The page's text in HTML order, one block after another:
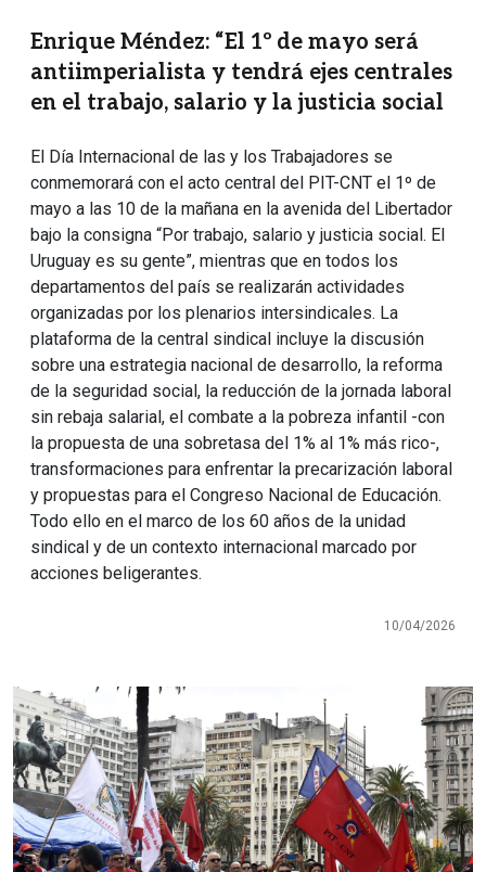
Enrique Méndez: “El 1º de mayo será
antiimperialista y tendrá ejes centrales
en el trabajo, salario y la justicia social
El Día Internacional de las y los Trabajadores se
conmemorará con el acto central del PIT-CNT el 1º de
mayo a las 10 de la mañana en la avenida del Libertador
bajo la consigna “Por trabajo, salario y justicia social. El
Uruguay es su gente”, mientras que en todos los
departamentos del país se realizarán actividades
organizadas por los plenarios intersindicales. La
plataforma de la central sindical incluye la discusión
sobre una estrategia nacional de desarrollo, la reforma
de la seguridad social, la reducción de la jornada laboral
sin rebaja salarial, el combate a la pobreza infantil -con
la propuesta de una sobretasa del 1% al 1% más rico-,
transformaciones para enfrentar la precarización laboral
y propuestas para el Congreso Nacional de Educación.
Todo ello en el marco de los 60 años de la unidad
sindical y de un contexto internacional marcado por
acciones beligerantes.
10/04/2026
Imagen